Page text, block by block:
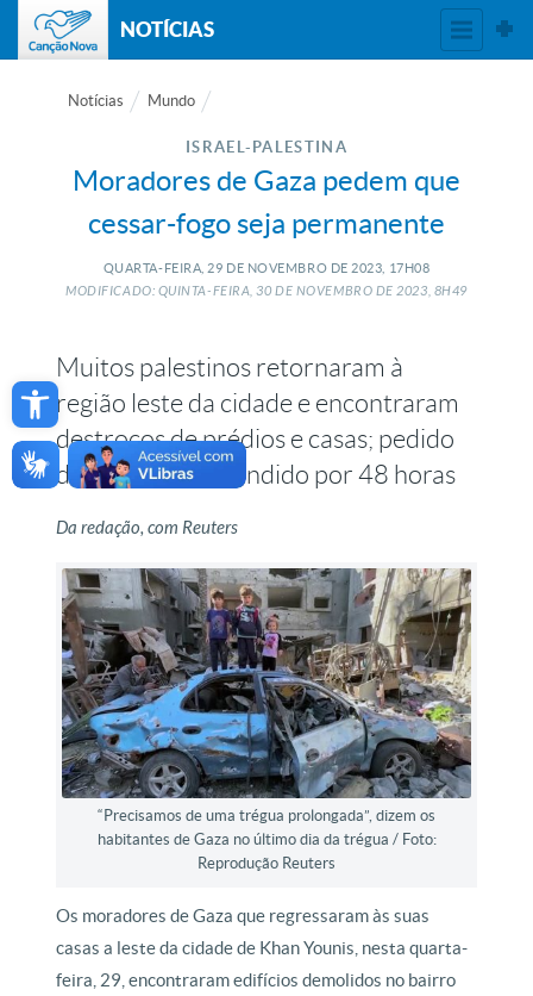
Open toolbar
NOTÍCIAS
Notícias Mundo
ISRAEL-PALESTINA
Moradores de Gaza pedem que
cessar-fogo seja permanente
QUARTA-FEIRA, 29 DE NOVEMBRO DE 2023, 17H08
MODIFICADO: QUINTA-FEIRA, 30 DE NOVEMBRO DE2023, 8H49
Muitos palestinos retornaram à
região leste da cidade e encontraram
destroços de prédios e casas; pedido
de trégua foi extendido por 48 horas
Da redação, com Reuters
“Precisamos de uma trégua prolongada”, dizem os
habitantes de Gaza no último dia da trégua / Foto:
Reprodução Reuters
Os moradores de Gaza que regressaram às suas
casas a leste da cidade de Khan Younis, nesta quarta-
feira, 29, encontraram edifícios demolidos no bairro